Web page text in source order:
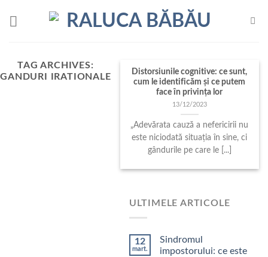
TAG ARCHIVES:
GANDURI IRATIONALE
Distorsiunile cognitive: ce sunt,
cum le identificăm şi ce putem
face în privinţa lor
13/12/2023
„Adevărata cauză a nefericirii nu
este niciodată situația în sine, ci
gândurile pe care le [...]
ULTIMELE ARTICOLE
12
mart.
Sindromul
impostorului: ce este